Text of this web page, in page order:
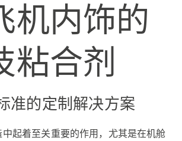
机内饰的
粘合剂
准的定制解决方案
起着至关重要的作用，尤其是在机舱